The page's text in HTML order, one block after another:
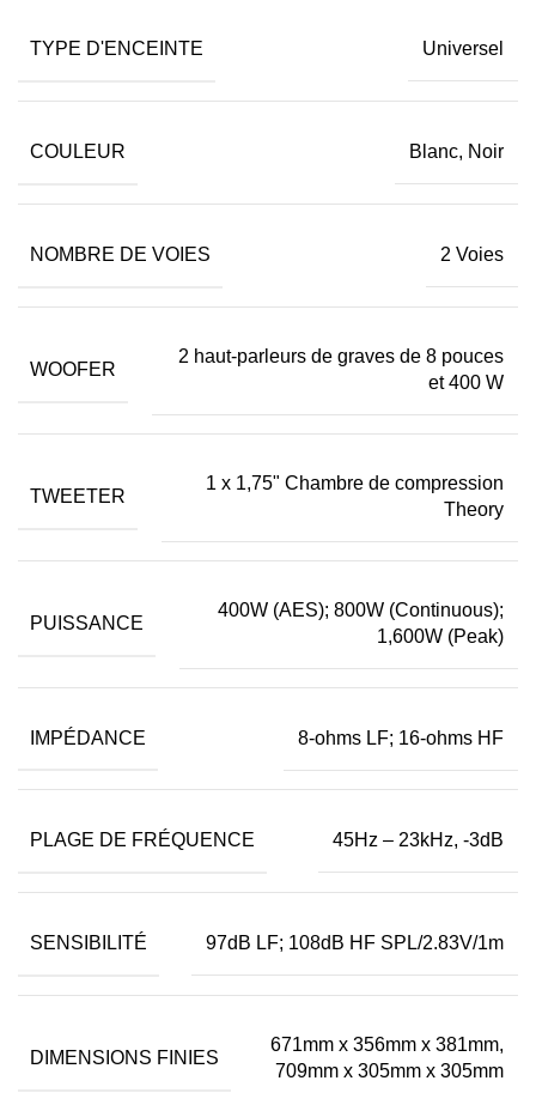
TYPE D'ENCEINTE Universel
COULEUR Blanc, Noir
NOMBRE DE VOIES 2 Voies
WOOFER
2 haut-parleurs de graves de 8 pouces
et 400 W
TWEETER
1 x 1,75" Chambre de compression
Theory
PUISSANCE
400W (AES); 800W (Continuous);
1,600W (Peak)
IMPÉDANCE 8-ohms LF; 16-ohms HF
PLAGE DE FRÉQUENCE 45Hz – 23kHz, -3dB
SENSIBILITÉ 97dB LF; 108dB HF SPL/2.83V/1m
DIMENSIONS FINIES
671mm x 356mm x 381mm,
709mm x 305mm x 305mm